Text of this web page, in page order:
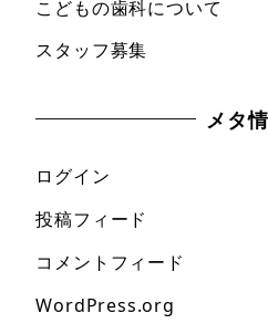
こどもの歯科について
スタッフ募集
メタ
ログイン
投稿フィード
コメントフィード
WordPress.org